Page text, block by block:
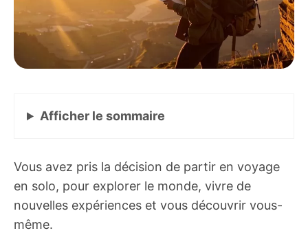
Afficher le sommaire
Vous avez pris la décision de partir en voyage
en solo, pour explorer le monde, vivre de
nouvelles expériences et vous découvrir vous-
même.